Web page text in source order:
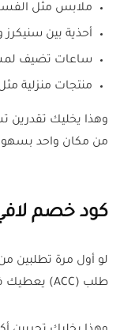
ملابس مثل
أحذية بين
ساعات تضيف
منتجات منزلية
وهذا يخليك تقدرين
من مكان واحد
كود خصم
لو أول مرة تطلبين
طلب (ACC) يعطيك فرصة تبدأين تجربة الشراء بسعر أقل.